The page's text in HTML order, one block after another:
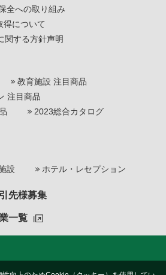
全への取り組み
得について
関する方針声明
教育施設 注目商品
注目商品
2023総合カタログ
設 ホテル・レセプション
先様募集
一覧